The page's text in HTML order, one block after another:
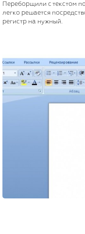
Переборщили с текстом
легко решается
регистр на нужный.